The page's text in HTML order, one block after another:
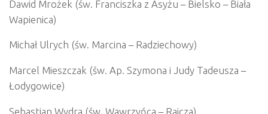
Dawid Mrożek (św. Franciszka z Asyżu – Bielsko – Biała
Wapienica)
Michał Ulrych (św. Marcina – Radziechowy)
Marcel Mieszczak (św. Ap. Szymona i Judy Tadeusza –
Łodygowice)
Sebastian Wydra (św. Wawrzyńca – Rajcza)